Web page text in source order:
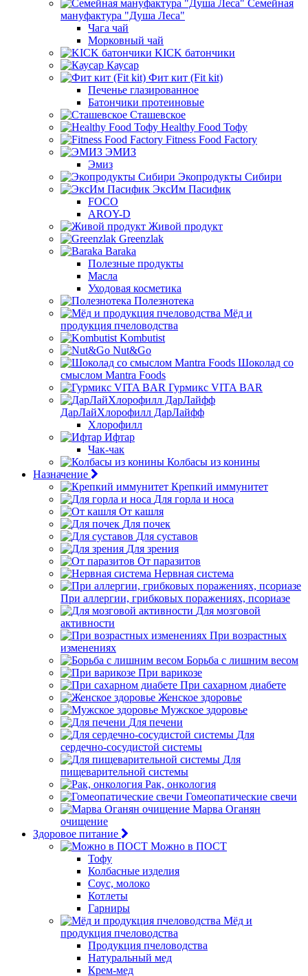
Семейная
мануфактура "Душа Леса"
Чага чай
Морковный чай
KICK батончики
Каусар
Фит кит (Fit kit)
Печенье глазированное
Батончики протеиновые
Сташевское
Healthy Food Тофу
Fitness Food Factory
ЭМИЗ
Эмиз
Экопродукты Сибири
ЭксИм Пасифик
FOCO
AROY-D
Живой продукт
Greenzlak
Baraka
Полезные продукты
Масла
Уходовая косметика
Полезнотека
Мёд и
продукция пчеловодства
Kombutist
Nut&Go
Шоколад со
смыслом Mantra Foods
Гурмикс VITA BAR
ДарЛайХлорофилл ДарЛайфф
Хлорофилл
Ифтар
Чак-чак
Колбасы из конины
Назначение
Крепкий иммунитет
Для горла и носа
От кашля
Для почек
Для суставов
Для зрения
От паразитов
Нервная система
При аллергии, грибковых поражениях, псориазе
Для мозговой
активности
При возрастных
изменениях
Борьба с лишним весом
При варикозе
При сахарном диабете
Женское здоровье
Мужское здоровье
Для печени
Для
сердечно-сосудистой системы
Для
пищеварительной системы
Рак, онкология
Гомеопатические свечи
Марва Оганян
очищение
Здоровое питание
Можно в ПОСТ
Тофу
Колбасные изделия
Соус, молоко
Котлеты
Гарниры
Мёд и
продукция пчеловодства
Продукция пчеловодства
Натуральный мед
Крем-мед